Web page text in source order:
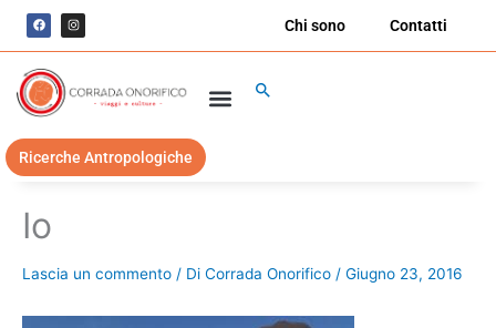
F
a
c
e
b
o
o
k
I
n
s
t
r
a
Chi sono Contatti
Ricerche Antropologiche
Io
Lascia un commento / Di Corrada Onorifico / Giugno 23, 2016